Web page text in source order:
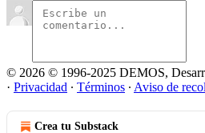
© 2026 © 1996-2025 DEMOS,
· Privacidad ∙ Términos ∙ Aviso de
Crea tu Substack